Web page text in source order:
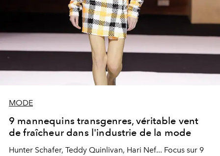
MODE
9 mannequins transgenres, véritable vent
de fraîcheur dans l'industrie de la mode
Hunter Schafer, Teddy Quinlivan, Hari Nef... Focus sur 9